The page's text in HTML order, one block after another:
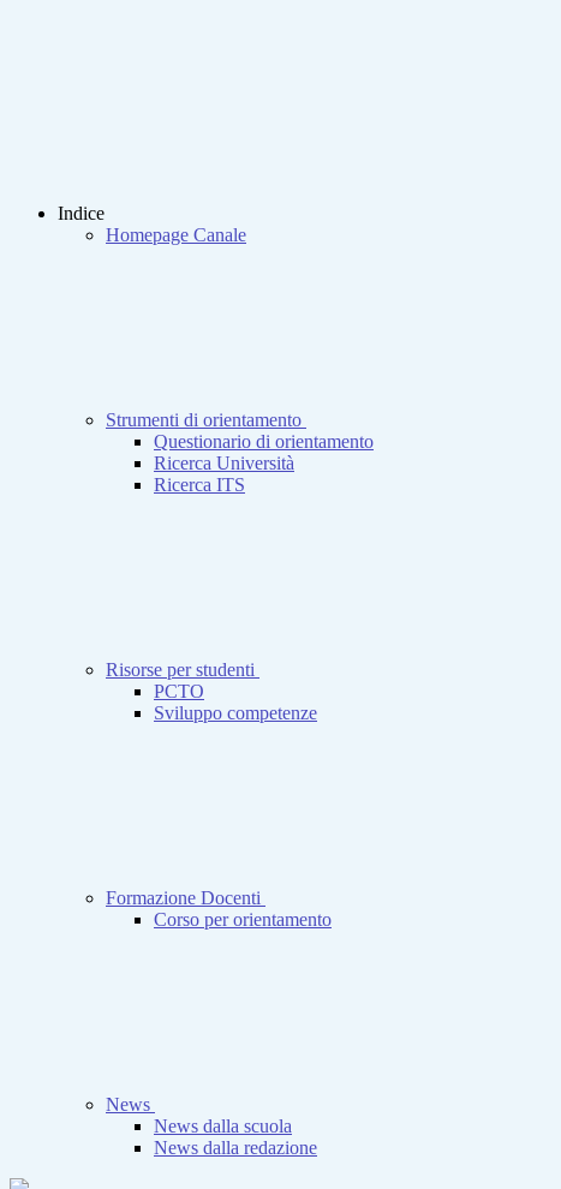
Indice
Homepage Canale
Strumenti di orientamento
Questionario di orientamento
Ricerca Università
Ricerca ITS
Risorse per studenti
PCTO
Sviluppo competenze
Formazione Docenti
Corso per orientamento
News
News dalla scuola
News dalla redazione